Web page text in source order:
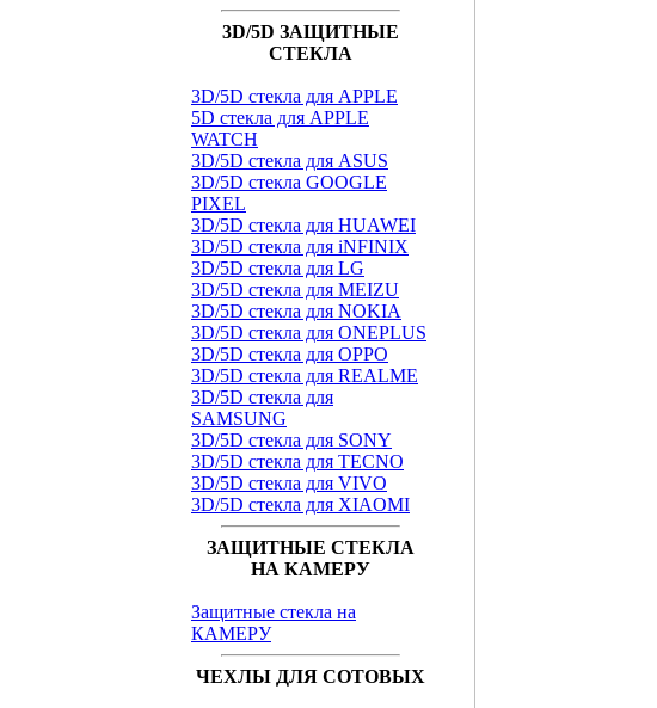
3D/5D ЗАЩИТНЫЕ
СТЕКЛА
3D/5D стекла для APPLE
5D стекла для APPLE
WATCH
3D/5D стекла для ASUS
3D/5D стекла GOOGLE
PIXEL
3D/5D стекла для HUAWEI
3D/5D стекла для iNFINIX
3D/5D стекла для LG
3D/5D стекла для MEIZU
3D/5D стекла для NOKIA
3D/5D стекла для ONEPLUS
3D/5D стекла для OPPO
3D/5D стекла для REALME
3D/5D стекла для
SAMSUNG
3D/5D стекла для SONY
3D/5D стекла для TECNO
3D/5D стекла для VIVO
3D/5D стекла для XIAOMI
ЗАЩИТНЫЕ СТЕКЛА
НА КАМЕРУ
Защитные стекла на
КАМЕРУ
ЧЕХЛЫ ДЛЯ СОТОВЫХ